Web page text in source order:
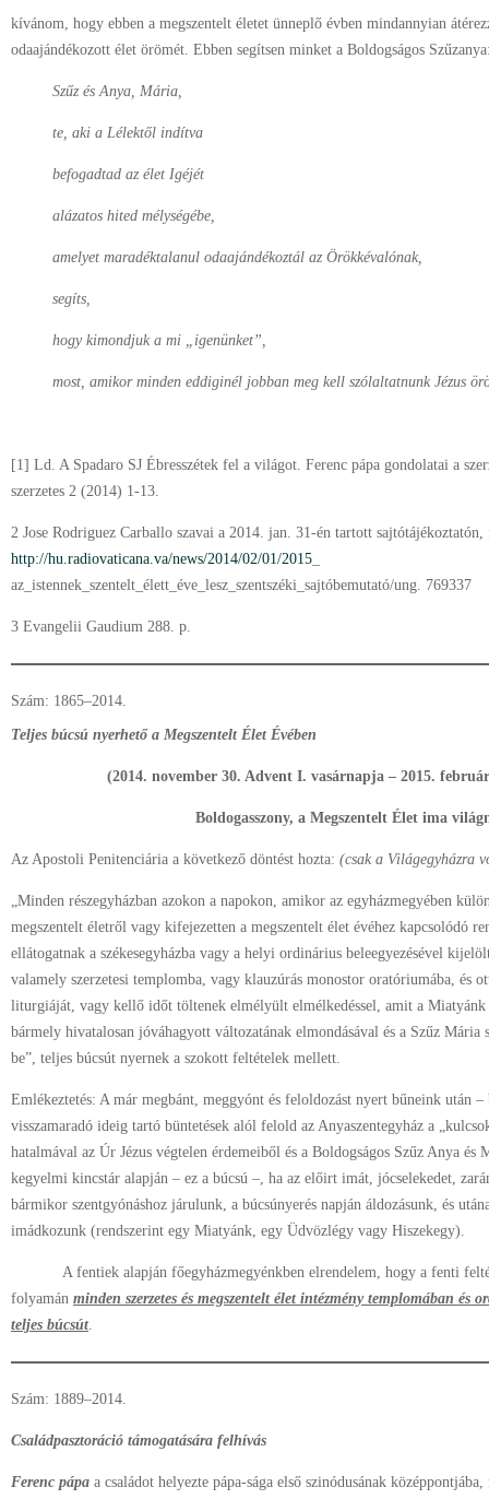
kívánom, hogy ebben a megszentelt életet ünneplő évben mindannyian
odaajándékozott élet örömét. Ebben segítsen minket a Boldogságos
Szűz és Anya, Mária,
te, aki a Lélektől indítva
befogadtad az élet Igéjét
alázatos hited mélységébe,
amelyet maradéktalanul odaajándékoztál az Örökkévalónak,
segíts,
hogy kimondjuk a mi „igenünket”,
most, amikor minden eddiginél jobban meg kell szólaltatnunk Jézus
[1] Ld. A Spadaro SJ Ébresszétek fel a világot. Ferenc pápa gondolatai a
szerzetes 2 (2014) 1-13.
2 Jose Rodriguez Carballo szavai a 2014. jan. 31-én tartott sajtótájékoztatón,
http://hu.radiovaticana.va/news/2014/02/01/2015
az_istennek_szentelt_élett_éve_lesz_szentszéki_sajtóbemutató/ung. 769337
3 Evangelii Gaudium 288. p.
Szám: 1865–2014.
Teljes búcsú nyerhető a Megszentelt Élet Évében
(2014. november 30. Advent I. vasárnapja – 2015.
Boldogasszony, a Megszentelt Élet ima
Az Apostoli Penitenciária a következő döntést hozta: (csak a Világegyházra
„Minden részegyházban azokon a napokon, amikor az egyházmegyében
megszentelt életről vagy kifejezetten a megszentelt élet évéhez kapcsolódó
ellátogatnak a székesegyházba vagy a helyi ordinárius beleegyezésével
valamely szerzetesi templomba, vagy klauzúrás monostor oratóriumába, és
liturgiáját, vagy kellő időt töltenek elmélyült elmélkedéssel, amit a Miatyánk
bármely hivatalosan jóváhagyott változatának elmondásával és a Szűz Mária
be”, teljes búcsút nyernek a szokott feltételek mellett.
Emlékeztetés: A már megbánt, meggyónt és feloldozást nyert bűneink után
visszamaradó ideig tartó büntetések alól felold az Anyaszentegyház a
hatalmával az Úr Jézus végtelen érdemeiből és a Boldogságos Szűz Anya és
kegyelmi kincstár alapján – ez a búcsú –, ha az előirt imát, jócselekedet,
bármikor szentgyónáshoz járulunk, a búcsúnyerés napján áldozásunk, és
imádkozunk (rendszerint egy Miatyánk, egy Üdvözlégy vagy Hiszekegy).
A fentiek alapján főegyházmegyénkben elrendelem, hogy a fenti
folyamán minden szerzetes és megszentelt élet intézmény templomában és
teljes búcsút.
Szám: 1889–2014.
Családpasztoráció támogatására felhívás
Ferenc pápa a családot helyezte pápa-sága első szinódusának